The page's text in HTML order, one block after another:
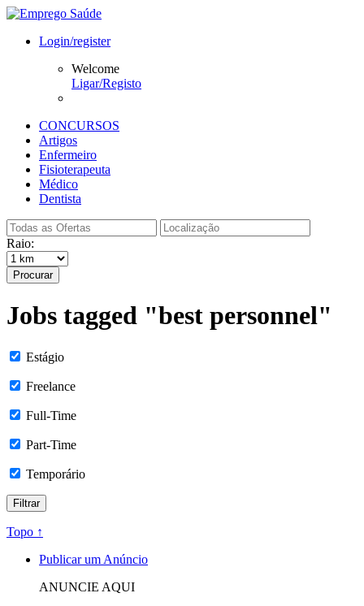
Login/register
Welcome
Ligar/Registo
CONCURSOS
Artigos
Enfermeiro
Fisioterapeuta
Médico
Dentista
Raio:
Procurar
Jobs tagged "best personnel"
Estágio
Freelance
Full-Time
Part-Time
Temporário
Topo ↑
Publicar um Anúncio
ANUNCIE AQUI